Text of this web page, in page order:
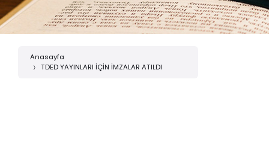
Anasayfa
TDED YAYINLARI İÇİN İMZALAR ATILDI